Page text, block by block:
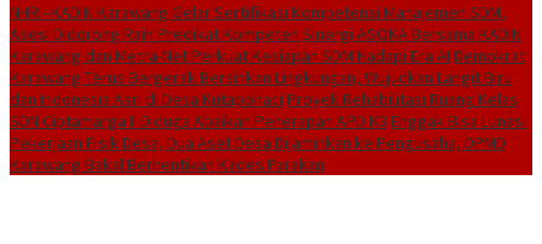
NHRI–KADIN Karawang Gelar Sertifikasi Kompetensi Manajemen SDM,
Asesi Didorong Raih Predikat Kompeten Sinergi ASOKA Bersama KADIN
Karawang dan Metra-Net Perkuat Kesiapan SDM Hadapi Era AI Demokrat
Karawang Terus Bergerak Bersihkan Lingkungan, Wujudkan Langit Biru
dan Indonesia Asri di Desa Kutapohaci Proyek Rehabilitasi Ruang Kelas
SDN Ciptamarga II Diduga Abaikan Penerapan APD K3 Enggak Bisa Lunasi
Pekerjaan Fisik Desa, Dua Aset Desa Dijaminkan ke Pengusaha, DPMD
Karawang Bakal Berhentikan Kades Parakan